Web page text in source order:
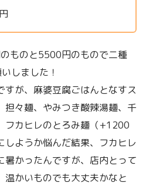
ものと5500円のもので二種
しました！
すが、麻婆豆腐ごはんとなすス
担々麺、やみつき酸辣湯麺、千
フカヒレのとろみ麺（+1200
しようか悩んだ結果、フカヒレ
暑かったんですが、店内とって
温かいものでも大丈夫かなと